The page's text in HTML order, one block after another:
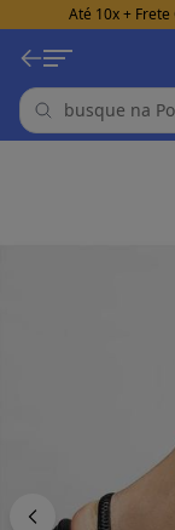
Até 10x + Frete